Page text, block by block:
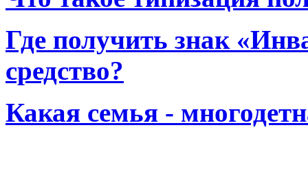
Где получить знак
средство?
Какая семья -